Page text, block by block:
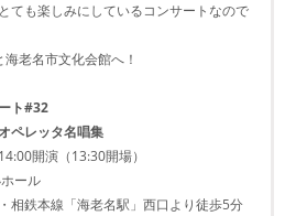
ても楽しみにしているコンサートなので
老名市文化会館へ！
ト#32
ペレッタ名唱集
開演（13:30開場）
ール
本線「海老名駅」西口より徒歩5分